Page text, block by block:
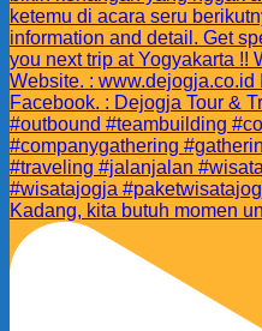
Kadang, kita butuh momen